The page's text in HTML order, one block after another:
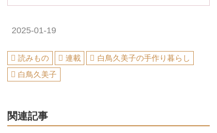
2025-01-19
読みもの 連載
白鳥久美子の手作り暮らし
白鳥久美子
関連記事